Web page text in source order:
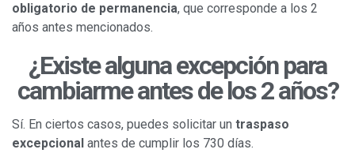
obligatorio de permanencia, que corresponde a los 2
años antes mencionados.
¿Existe alguna excepción para
cambiarme antes de los 2 años?
Sí. En ciertos casos, puedes solicitar un traspaso
excepcional antes de cumplir los 730 días.